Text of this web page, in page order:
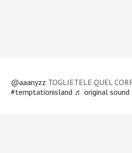
@aaanyzz TOGLIETELE QUEL
#temptationisland ♬ original sound